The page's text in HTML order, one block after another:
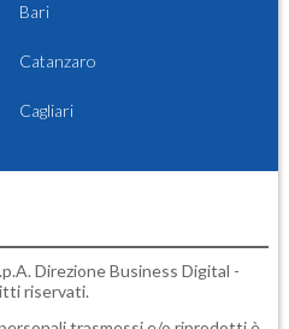
Bari
Catanzaro
Cagliari
Direzione Business Digital -
riservati.